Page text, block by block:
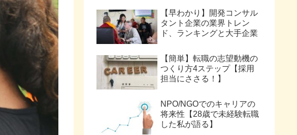
【早わかり】開発コンサル
タント企業の業界トレン
ド、ランキングと大手企業
【簡単】転職の志望動機の
つくり方4ステップ【採用
担当にささる！】
NPO/NGOでのキャリアの
将来性【28歳で未経験転職
した私が語る】